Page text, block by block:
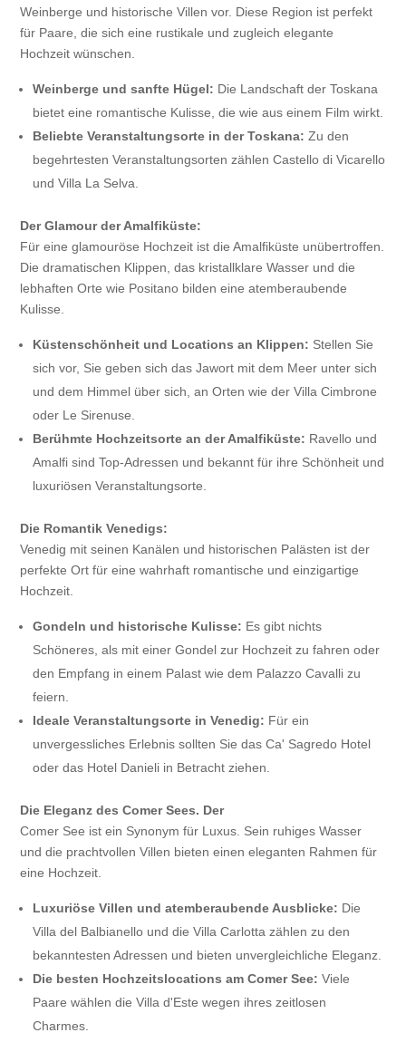
Weinberge und historische Villen vor. Diese Region ist perfekt
für Paare, die sich eine rustikale und zugleich elegante
Hochzeit wünschen.
Weinberge und sanfte Hügel: Die Landschaft der Toskana
bietet eine romantische Kulisse, die wie aus einem Film wirkt.
Beliebte Veranstaltungsorte in der Toskana: Zu den
begehrtesten Veranstaltungsorten zählen Castello di Vicarello
und Villa La Selva.
Der Glamour der Amalfiküste:
Für eine glamouröse Hochzeit ist die Amalfiküste unübertroffen.
Die dramatischen Klippen, das kristallklare Wasser und die
lebhaften Orte wie Positano bilden eine atemberaubende
Kulisse.
Küstenschönheit und Locations an Klippen: Stellen Sie
sich vor, Sie geben sich das Jawort mit dem Meer unter sich
und dem Himmel über sich, an Orten wie der Villa Cimbrone
oder Le Sirenuse.
Berühmte Hochzeitsorte an der Amalfiküste: Ravello und
Amalfi sind Top-Adressen und bekannt für ihre Schönheit und
luxuriösen Veranstaltungsorte.
Die Romantik Venedigs:
Venedig mit seinen Kanälen und historischen Palästen ist der
perfekte Ort für eine wahrhaft romantische und einzigartige
Hochzeit.
Gondeln und historische Kulisse: Es gibt nichts
Schöneres, als mit einer Gondel zur Hochzeit zu fahren oder
den Empfang in einem Palast wie dem Palazzo Cavalli zu
feiern.
Ideale Veranstaltungsorte in Venedig: Für ein
unvergessliches Erlebnis sollten Sie das Ca' Sagredo Hotel
oder das Hotel Danieli in Betracht ziehen.
Die Eleganz des Comer Sees. Der
Comer See ist ein Synonym für Luxus. Sein ruhiges Wasser
und die prachtvollen Villen bieten einen eleganten Rahmen für
eine Hochzeit.
Luxuriöse Villen und atemberaubende Ausblicke: Die
Villa del Balbianello und die Villa Carlotta zählen zu den
bekanntesten Adressen und bieten unvergleichliche Eleganz.
Die besten Hochzeitslocations am Comer See: Viele
Paare wählen die Villa d'Este wegen ihres zeitlosen
Charmes.